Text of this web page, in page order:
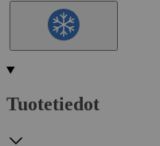
Tuotetiedot